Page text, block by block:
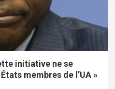
initiative ne se
membres de l’UA »